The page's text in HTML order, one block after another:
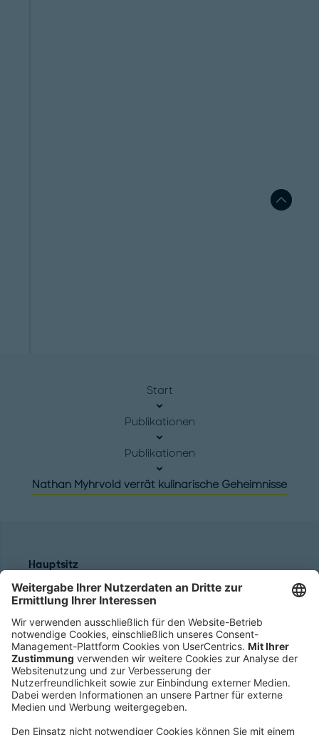
Start
Publikationen
Publikationen
Nathan Myhrvold verrät kulinarische Geheimnisse
Hauptsitz
Sederanger 1
80538 München
Deutschland
Telefon:
+49 89 9230-0
Fax:
+49 89 9230-8202
Mail:
Senden Sie eine Nachricht